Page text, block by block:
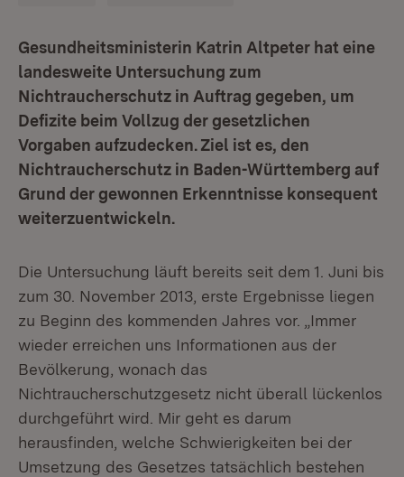
Gesundheitsministerin Katrin Altpeter hat eine
landesweite Untersuchung zum
Nichtraucherschutz in Auftrag gegeben, um
Defizite beim Vollzug der gesetzlichen
Vorgaben aufzudecken. Ziel ist es, den
Nichtraucherschutz in Baden-Württemberg auf
Grund der gewonnen Erkenntnisse konsequent
weiterzuentwickeln.
Die Untersuchung läuft bereits seit dem 1. Juni bis
zum 30. November 2013, erste Ergebnisse liegen
zu Beginn des kommenden Jahres vor. „Immer
wieder erreichen uns Informationen aus der
Bevölkerung, wonach das
Nichtraucherschutzgesetz nicht überall lückenlos
durchgeführt wird. Mir geht es darum
herausfinden, welche Schwierigkeiten bei der
Umsetzung des Gesetzes tatsächlich bestehen